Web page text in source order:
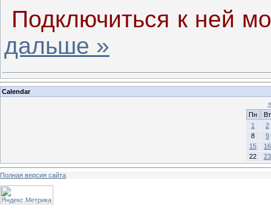
Подключиться к ней
дальше »
Calendar
«
Пн
Вт
1
2
8
9
15
16
22
23
Полная версия сайта